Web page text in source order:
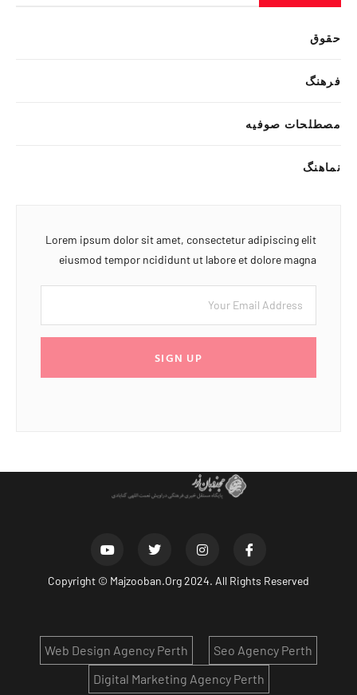
حقوق
فرهنگ
مصطلحات صوفیه
نماهنگ
Lorem ipsum dolor sit amet, consectetur adipiscing elit
eiusmod tempor ncididunt ut labore et dolore magna
SIGN UP
Copyright © Majzooban.Org2024. All Rights Reserved
Seo Agency Perth
Web Design Agency Perth
Digital Marketing Agency Perth